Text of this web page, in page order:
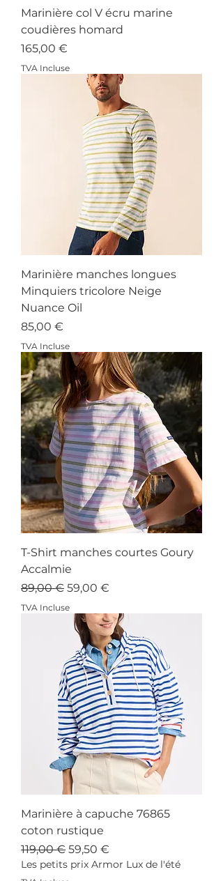
Marinière col V écru marine
coudières homard
Prix
165,00 €
TVA Incluse
Marinière manches longues
Minquiers tricolore Neige
Nuance Oil
Prix
85,00 €
TVA Incluse
T-Shirt manches courtes Goury
Accalmie
Prix original
89,00 € Prix promotionnel
59,00 €
TVA Incluse
Marinière à capuche 76865
coton rustique
Prix original
119,00 € Prix promotionnel
59,50 €
Les petits prix Armor Lux de l'été